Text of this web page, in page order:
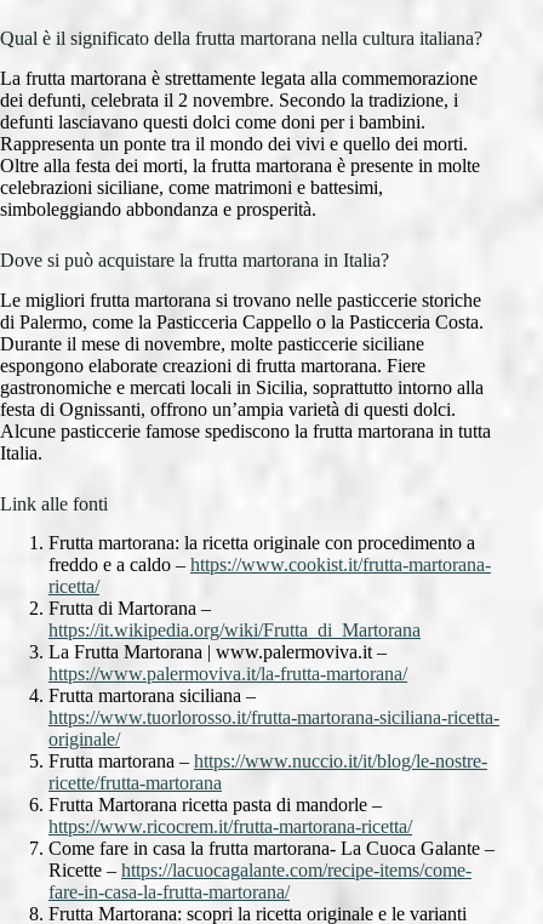
Qual è il significato della frutta martorana nella cultura italiana?
La frutta martorana è strettamente legata alla commemorazione
dei defunti, celebrata il 2 novembre. Secondo la tradizione, i
defunti lasciavano questi dolci come doni per i bambini.
Rappresenta un ponte tra il mondo dei vivi e quello dei morti.
Oltre alla festa dei morti, la frutta martorana è presente in molte
celebrazioni siciliane, come matrimoni e battesimi,
simboleggiando abbondanza e prosperità.
Dove si può acquistare la frutta martorana in Italia?
Le migliori frutta martorana si trovano nelle pasticcerie storiche
di Palermo, come la Pasticceria Cappello o la Pasticceria Costa.
Durante il mese di novembre, molte pasticcerie siciliane
espongono elaborate creazioni di frutta martorana. Fiere
gastronomiche e mercati locali in Sicilia, soprattutto intorno alla
festa di Ognissanti, offrono un’ampia varietà di questi dolci.
Alcune pasticcerie famose spediscono la frutta martorana in tutta
Italia.
Link alle fonti
Frutta martorana: la ricetta originale con procedimento a
freddo e a caldo – https://www.cookist.it/frutta-martorana-
ricetta/
Frutta di Martorana –
https://it.wikipedia.org/wiki/Frutta_di_Martorana
La Frutta Martorana | www.palermoviva.it –
https://www.palermoviva.it/la-frutta-martorana/
Frutta martorana siciliana –
https://www.tuorlorosso.it/frutta-martorana-siciliana-ricetta-
originale/
Frutta martorana – https://www.nuccio.it/it/blog/le-nostre-
ricette/frutta-martorana
Frutta Martorana ricetta pasta di mandorle –
https://www.ricocrem.it/frutta-martorana-ricetta/
Come fare in casa la frutta martorana- La Cuoca Galante –
Ricette – https://lacuocagalante.com/recipe-items/come-
fare-in-casa-la-frutta-martorana/
Frutta Martorana: scopri la ricetta originale e le varianti